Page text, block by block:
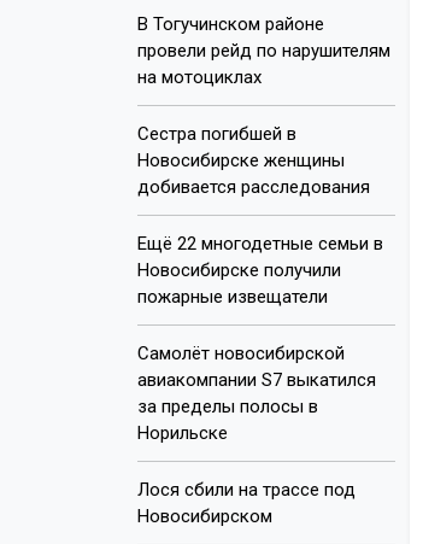
В Тогучинском районе
провели рейд по нарушителям
на мотоциклах
Сестра погибшей в
Новосибирске женщины
добивается расследования
Ещё 22 многодетные семьи в
Новосибирске получили
пожарные извещатели
Самолёт новосибирской
авиакомпании S7 выкатился
за пределы полосы в
Норильске
Лося сбили на трассе под
Новосибирском